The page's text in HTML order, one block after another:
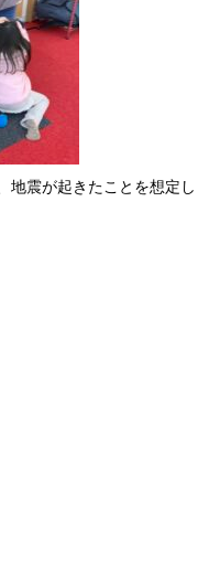
地震が起きたことを想定し